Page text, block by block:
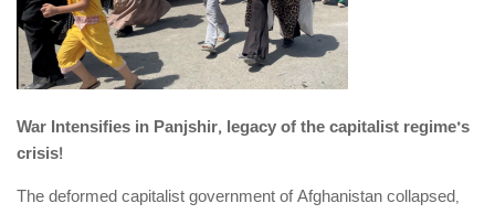
War Intensifies in Panjshir, legacy of the capitalist regime’s
crisis!
The deformed capitalist government of Afghanistan collapsed,